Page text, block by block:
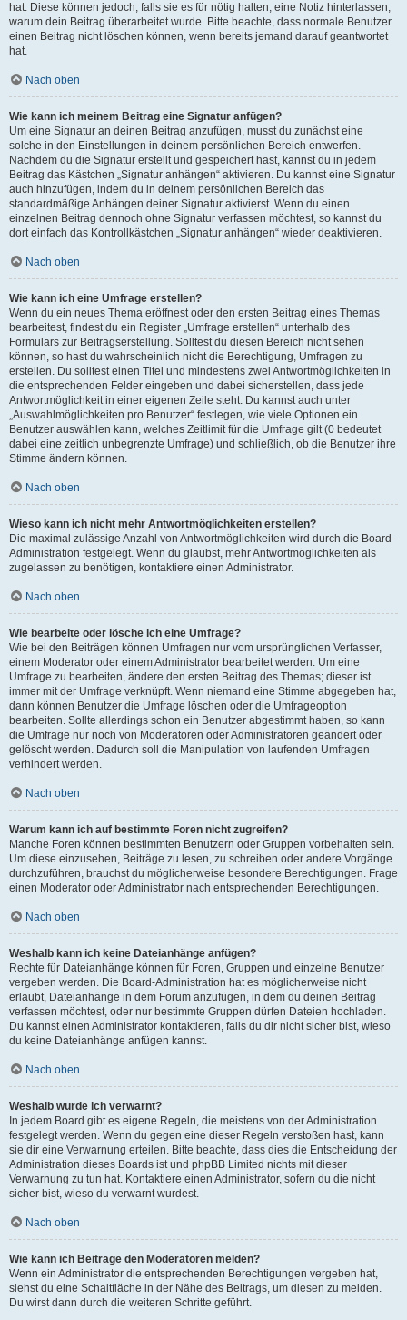
hat. Diese können jedoch, falls sie es für nötig halten, eine Notiz hinterlassen,
warum dein Beitrag überarbeitet wurde. Bitte beachte, dass normale Benutzer
einen Beitrag nicht löschen können, wenn bereits jemand darauf geantwortet
hat.
Nach oben
Wie kann ich meinem Beitrag eine Signatur anfügen?
Um eine Signatur an deinen Beitrag anzufügen, musst du zunächst eine
solche in den Einstellungen in deinem persönlichen Bereich entwerfen.
Nachdem du die Signatur erstellt und gespeichert hast, kannst du in jedem
Beitrag das Kästchen „Signatur anhängen“ aktivieren. Du kannst eine Signatur
auch hinzufügen, indem du in deinem persönlichen Bereich das
standardmäßige Anhängen deiner Signatur aktivierst. Wenn du einen
einzelnen Beitrag dennoch ohne Signatur verfassen möchtest, so kannst du
dort einfach das Kontrollkästchen „Signatur anhängen“ wieder deaktivieren.
Nach oben
Wie kann ich eine Umfrage erstellen?
Wenn du ein neues Thema eröffnest oder den ersten Beitrag eines Themas
bearbeitest, findest du ein Register „Umfrage erstellen“ unterhalb des
Formulars zur Beitragserstellung. Solltest du diesen Bereich nicht sehen
können, so hast du wahrscheinlich nicht die Berechtigung, Umfragen zu
erstellen. Du solltest einen Titel und mindestens zwei Antwortmöglichkeiten in
die entsprechenden Felder eingeben und dabei sicherstellen, dass jede
Antwortmöglichkeit in einer eigenen Zeile steht. Du kannst auch unter
„Auswahlmöglichkeiten pro Benutzer“ festlegen, wie viele Optionen ein
Benutzer auswählen kann, welches Zeitlimit für die Umfrage gilt (0 bedeutet
dabei eine zeitlich unbegrenzte Umfrage) und schließlich, ob die Benutzer ihre
Stimme ändern können.
Nach oben
Wieso kann ich nicht mehr Antwortmöglichkeiten erstellen?
Die maximal zulässige Anzahl von Antwortmöglichkeiten wird durch die Board-
Administration festgelegt. Wenn du glaubst, mehr Antwortmöglichkeiten als
zugelassen zu benötigen, kontaktiere einen Administrator.
Nach oben
Wie bearbeite oder lösche ich eine Umfrage?
Wie bei den Beiträgen können Umfragen nur vom ursprünglichen Verfasser,
einem Moderator oder einem Administrator bearbeitet werden. Um eine
Umfrage zu bearbeiten, ändere den ersten Beitrag des Themas; dieser ist
immer mit der Umfrage verknüpft. Wenn niemand eine Stimme abgegeben hat,
dann können Benutzer die Umfrage löschen oder die Umfrageoption
bearbeiten. Sollte allerdings schon ein Benutzer abgestimmt haben, so kann
die Umfrage nur noch von Moderatoren oder Administratoren geändert oder
gelöscht werden. Dadurch soll die Manipulation von laufenden Umfragen
verhindert werden.
Nach oben
Warum kann ich auf bestimmte Foren nicht zugreifen?
Manche Foren können bestimmten Benutzern oder Gruppen vorbehalten sein.
Um diese einzusehen, Beiträge zu lesen, zu schreiben oder andere Vorgänge
durchzuführen, brauchst du möglicherweise besondere Berechtigungen. Frage
einen Moderator oder Administrator nach entsprechenden Berechtigungen.
Nach oben
Weshalb kann ich keine Dateianhänge anfügen?
Rechte für Dateianhänge können für Foren, Gruppen und einzelne Benutzer
vergeben werden. Die Board-Administration hat es möglicherweise nicht
erlaubt, Dateianhänge in dem Forum anzufügen, in dem du deinen Beitrag
verfassen möchtest, oder nur bestimmte Gruppen dürfen Dateien hochladen.
Du kannst einen Administrator kontaktieren, falls du dir nicht sicher bist, wieso
du keine Dateianhänge anfügen kannst.
Nach oben
Weshalb wurde ich verwarnt?
In jedem Board gibt es eigene Regeln, die meistens von der Administration
festgelegt werden. Wenn du gegen eine dieser Regeln verstoßen hast, kann
sie dir eine Verwarnung erteilen. Bitte beachte, dass dies die Entscheidung der
Administration dieses Boards ist und phpBB Limited nichts mit dieser
Verwarnung zu tun hat. Kontaktiere einen Administrator, sofern du die nicht
sicher bist, wieso du verwarnt wurdest.
Nach oben
Wie kann ich Beiträge den Moderatoren melden?
Wenn ein Administrator die entsprechenden Berechtigungen vergeben hat,
siehst du eine Schaltfläche in der Nähe des Beitrags, um diesen zu melden.
Du wirst dann durch die weiteren Schritte geführt.